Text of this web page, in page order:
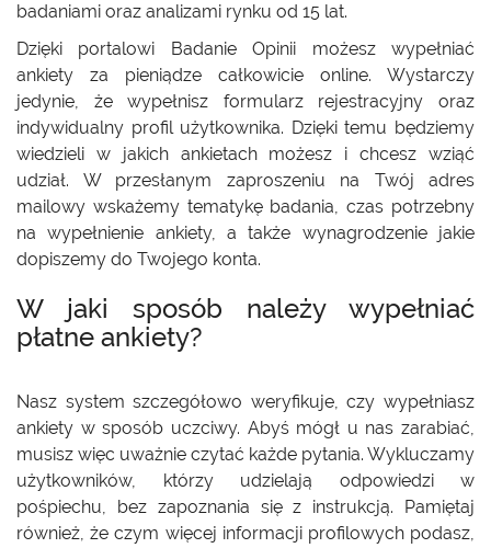
badaniami oraz analizami rynku od 15 lat.
Dzięki portalowi Badanie Opinii możesz wypełniać
ankiety za pieniądze całkowicie online. Wystarczy
jedynie, że wypełnisz formularz rejestracyjny oraz
indywidualny profil użytkownika. Dzięki temu będziemy
wiedzieli w jakich ankietach możesz i chcesz wziąć
udział. W przesłanym zaproszeniu na Twój adres
mailowy wskażemy tematykę badania, czas potrzebny
na wypełnienie ankiety, a także wynagrodzenie jakie
dopiszemy do Twojego konta.
W jaki sposób należy wypełniać
płatne ankiety?
Nasz system szczegółowo weryfikuje, czy wypełniasz
ankiety w sposób uczciwy. Abyś mógł u nas zarabiać,
musisz więc uważnie czytać każde pytania. Wykluczamy
użytkowników, którzy udzielają odpowiedzi w
pośpiechu, bez zapoznania się z instrukcją. Pamiętaj
również, że czym więcej informacji profilowych podasz,